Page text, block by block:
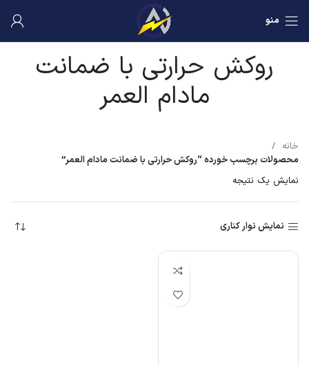
منو
روکش حرارتی با ضمانت
مادام العمر
خانه
محصولات برچسب خورده “روکش حرارتی با ضمانت مادام العمر”
نمایش یک نتیجه
نمایش نوار کناری